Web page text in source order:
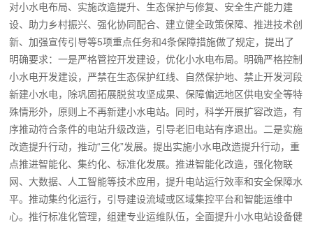
对小水电布局、实施改造提升、生态保护与修复、安全生产能力建
设、助力乡村振兴、强化协同配合、建立健全政策保障、推进技术创
新、加强宣传引导等5项重点任务和4条保障措施做了规定，提出了
明确要求：一是严格管控开发建设，优化小水电布局。明确严格控制
小水电开发建设，严禁在生态保护红线、自然保护地、禁止开发河段
新建小水电，除巩固拓展脱贫攻坚成果、保障偏远地区供电安全等特
殊情形外，原则上不再新建小水电站。同时，科学开展扩容改造，有
序推动符合条件的电站升级改造，引导老旧电站有序退出。二是实施
改造提升行动，推动“三化”发展。提出实施小水电改造提升行动，重
点推进智能化、集约化、标准化发展。推进智能化改造，强化物联
网、大数据、人工智能等技术应用，提升电站运行效率和安全保障水
平。推动集约化运行，引导建设流域或区域集控平台和智能运维中
心。推行标准化管理，组建专业运维队伍，全面提升小水电站设备健